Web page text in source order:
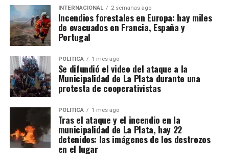
INTERNACIONAL 2 semanas ago
Incendios forestales en Europa: hay miles
de evacuados en Francia, España y
Portugal
POLITICA 1 mes ago
Se difundió el video del ataque a la
Municipalidad de La Plata durante una
protesta de cooperativistas
POLITICA 1 mes ago
Tras el ataque y el incendio en la
municipalidad de La Plata, hay 22
detenidos: las imágenes de los destrozos
en el lugar